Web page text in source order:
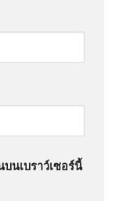
นเบราว์เซอร์นี้